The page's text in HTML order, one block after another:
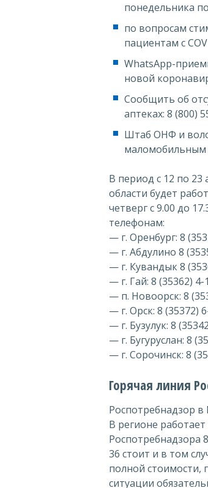
понедельника
по вопросам
пациентам с
WhatsApp-
новой
Сообщить об
аптеках: 8 (800)
Штаб ОНФ и
маломобильным
В период с 12 по 23
области будет
четверг с 9.00 до
телефонам:
— г. Оренбург: 8
— г. Абдулино 8
— г. Кувандык 8
— г. Гай: 8 (35362) 4-
— п. Новоорск: 8
— г. Орск: 8 (35372)
— г. Бузулук: 8
— г. Бугуруслан: 8
— г. Сорочинск: 8
Горячая линия
Роспотребнадзор в
В регионе
Роспотребнадзора
36 стоит и в том
полной стоимости,
ситуации